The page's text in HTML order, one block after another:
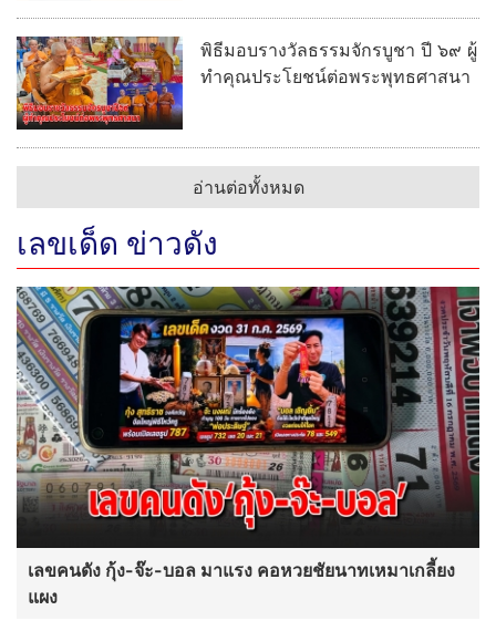
พิธีมอบรางวัลธรรมจักรบูชา ปี ๖๙ ผู้
ทำคุณประโยชน์ต่อพระพุทธศาสนา
อ่านต่อทั้งหมด
เลขเด็ด ข่าวดัง
เลขคนดัง กุ้ง-จ๊ะ-บอล มาแรง คอหวยชัยนาทเหมาเกลี้ยง
แผง